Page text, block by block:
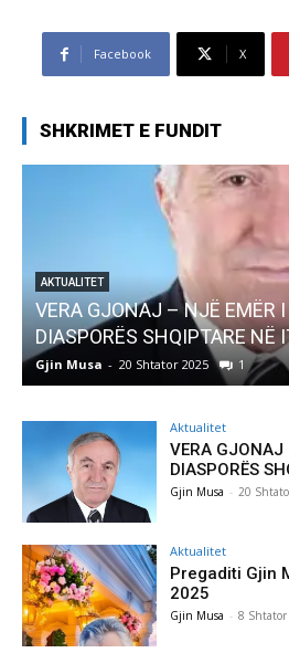
Facebook X
SHKRIMET E FUNDIT
AKTUALITET
Pregaditi Gjin Musa-
Gjin Musa - 8 Shtator 2025 0
Aktualitet
VERA GJONAJ
DIASPORËS
Gjin Musa - 20
Aktualitet
Pregaditi Gjin
2025
Gjin Musa - 8 Shtator